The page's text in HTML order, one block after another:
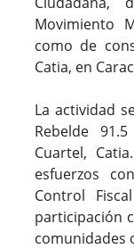
Movimiento
como de
Catia, en
La actividad
Rebelde
Cuartel,
esfuerzos
Control
participación
comunidades